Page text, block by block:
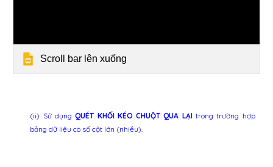
Scroll bar lên xuống
(ii) Sử dụngQUÉT KHỐI KÉO CHUỘT QUA LẠItrong trường hợp
bảng dữ liệu có số cột lớn (nhiều).